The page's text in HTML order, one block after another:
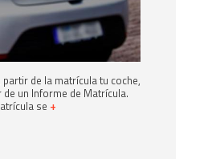
de la matrícula tu coche,
un Informe de Matrícula.
se +